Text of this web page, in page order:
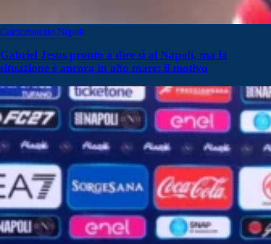
Calciomercato Napoli
Gabriel Jesus pronto a dire sì al Napoli, ma la
situazione è ancora in alto mare: il motivo